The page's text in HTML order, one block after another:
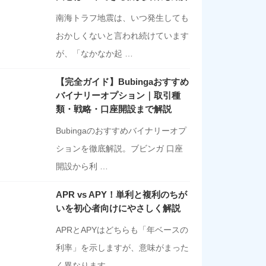
南海トラフ地震は、いつ発生しても
おかしくないと言われ続けています
が、「なかなか起 …
【完全ガイド】Bubingaおすすめ
バイナリーオプション｜取引種
類・戦略・口座開設まで解説
Bubingaのおすすめバイナリーオプ
ションを徹底解説。ブビンガ 口座
開設から利 …
APR vs APY！単利と複利のちが
いを初心者向けにやさしく解説
APRとAPYはどちらも「年ベースの
利率」を示しますが、意味がまった